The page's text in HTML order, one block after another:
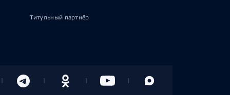
Титульный партнёр